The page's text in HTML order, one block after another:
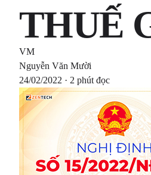
THUẾ
VM
Nguyễn Văn Mười
24/02/2022 · 2 phút đọc